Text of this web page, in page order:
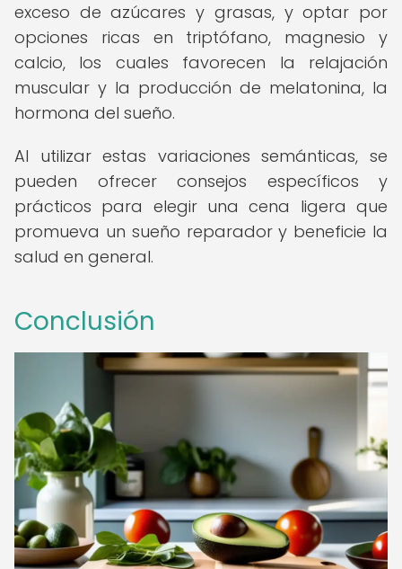
exceso de azúcares y grasas, y optar por
opciones ricas en triptófano, magnesio y
calcio, los cuales favorecen la relajación
muscular y la producción de melatonina, la
hormona del sueño.
Al utilizar estas variaciones semánticas, se
pueden ofrecer consejos específicos y
prácticos para elegir una cena ligera que
promueva un sueño reparador y beneficie la
salud en general.
Conclusión